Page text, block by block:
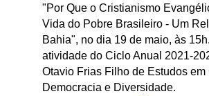
"Por Que o Cristianismo
Vida do Pobre Brasileiro - Um
Bahia", no dia 19 de maio, às
atividade do Ciclo Anual 2021-
Otavio Frias Filho de Estudos em
Democracia e Diversidade.